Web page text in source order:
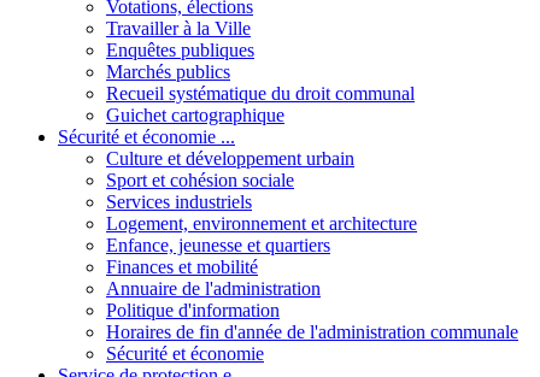
Votations, élections
Travailler à la Ville
Enquêtes publiques
Marchés publics
Recueil systématique du droit communal
Guichet cartographique
Sécurité et économie ...
Culture et développement urbain
Sport et cohésion sociale
Services industriels
Logement, environnement et architecture
Enfance, jeunesse et quartiers
Finances et mobilité
Annuaire de l'administration
Politique d'information
Horaires de fin d'année de l'administration communale
Sécurité et économie